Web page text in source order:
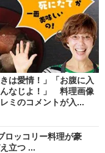
きは愛情！」「お腹に入
なじよ！」 料理画像
ミのコメントが入...
ロッコリー料理が豪
立つ ...